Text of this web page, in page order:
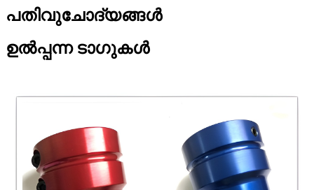
പതിവുചോദ്യങ്ങൾ
ഉൽപ്പന്ന ടാഗുകൾ